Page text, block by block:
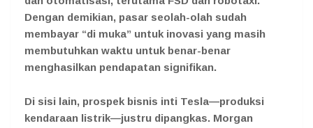
Dengan demikian, pasar seolah-olah sudah
membayar “di muka” untuk inovasi yang masih
membutuhkan waktu untuk benar-benar
menghasilkan pendapatan signifikan.
Di sisi lain, prospek bisnis inti Tesla—produksi
kendaraan listrik—justru dipangkas. Morgan